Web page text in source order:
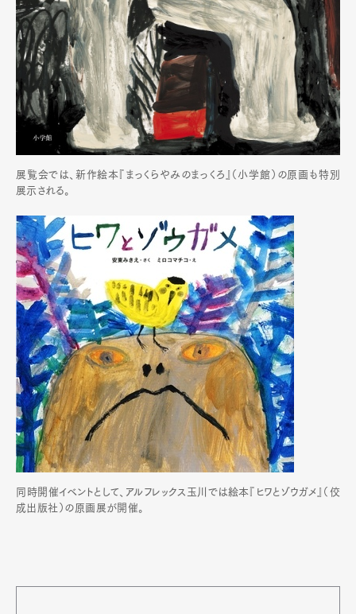
展覧会では、新作絵本『まっくらやみのまっくろ』（小学館）の原画も特別
展示される。
同時開催イベントとして、アルフレックス玉川では絵本『ヒワとゾウガメ』（佼
成出版社）の原画展が開催。